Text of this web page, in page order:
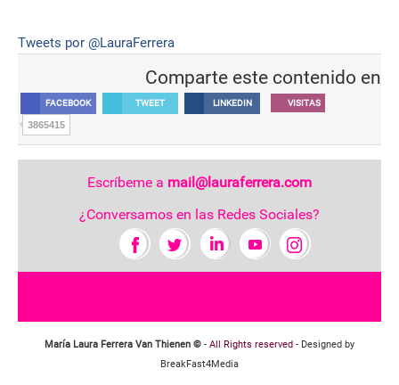
Tweets por @LauraFerrera
Comparte este contenido en
FACEBOOK TWEET LINKEDIN VISITAS
3865415
Escríbeme a mail@lauraferrera.com
¿Conversamos en las Redes Sociales?
María Laura Ferrera Van Thienen © - All Rights reserved - Designed by
BreakFast4Media